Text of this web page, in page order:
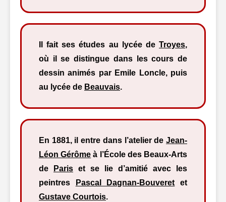
Il fait ses études au lycée de Troyes,
où il se distingue dans les cours de
dessin animés par Emile Loncle, puis
au lycée de Beauvais.
En 1881, il entre dans l’atelier de Jean-
Léon Gérôme à l’École des Beaux-Arts
de
Paris et se lie d’amitié avec les
peintres
Pascal Dagnan-Bouveret et
Gustave Courtois.